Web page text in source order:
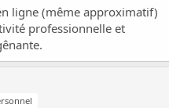
ligne (même approximatif)
professionnelle et